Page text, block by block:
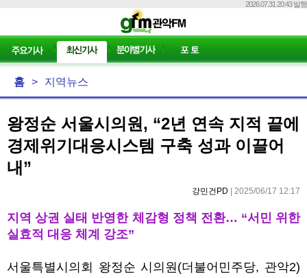
2026.07.31 20:43 발행
홈 > 지역뉴스
왕정순 서울시의원, “2년 연속 지적 끝에
경제위기대응시스템 구축 성과 이끌어
내”
강민건PD | 2025/06/17 12:17
지역 상권 실태 반영한 체감형 정책 전환… “서민 위한
실효적 대응 체계 강조”
서울특별시의회 왕정순 시의원(더불어민주당, 관악2)